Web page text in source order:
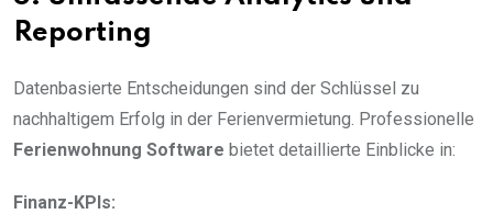
Reporting
Datenbasierte Entscheidungen sind der Schlüssel zu
nachhaltigem Erfolg in der Ferienvermietung. Professionelle
Ferienwohnung Software bietet detaillierte Einblicke in:
Finanz-KPIs: